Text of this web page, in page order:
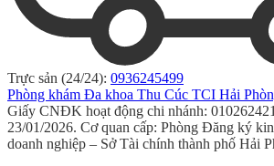
Trực sản (24/24): 0936245499
Phòng khám Đa khoa Thu Cúc TCI Hải
Giấy CNĐK hoạt động chi nhánh:
23/01/2026. Cơ quan cấp: Phòng Đăng ký
doanh nghiệp – Sở Tài chính thành phố Hải